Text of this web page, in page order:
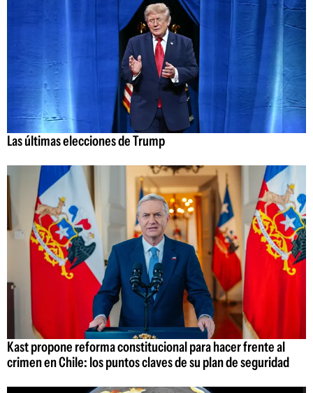
Las últimas elecciones de Trump
Kast propone reforma constitucional para hacer frente al
crimen en Chile: los puntos claves de su plan de seguridad